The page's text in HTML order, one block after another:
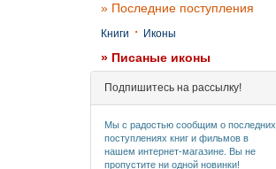
» Последние поступления
Книги · Иконы
» Писаные иконы
Подпишитесь на рассылку!
Мы с радостью сообщим о последних
поступлениях книг и фильмов в
нашем интернет-магазине. Вы не
пропустите ни одной новинки!